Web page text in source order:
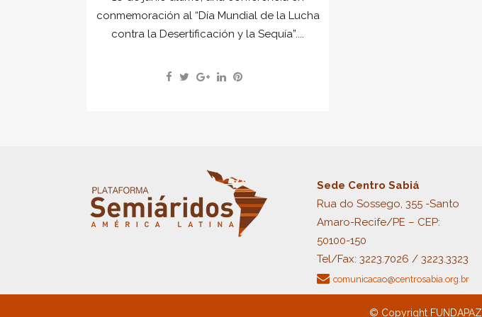
conmemoración al “Día Mundial de la Lucha
contra la Desertificación y la Sequía”....
Sede Centro Sabiá
Rua do Sossego, 355 -Santo
Amaro-Recife/PE – CEP:
50100-150
Tel/Fax: 3223.7026 / 3223.3323
comunicacao@centrosabia.org.br
© Copyright FUNDAPAZ